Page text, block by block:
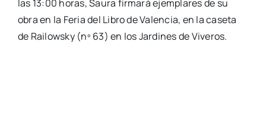
las 13:00 horas, Sau­ra fir­ma­rá ejem­pla­res de su
obra en la Feria del Libro de Valen­cia, en la case­ta
de Rai­lowsky (nº 63) en los Jar­di­nes de Vive­ros.